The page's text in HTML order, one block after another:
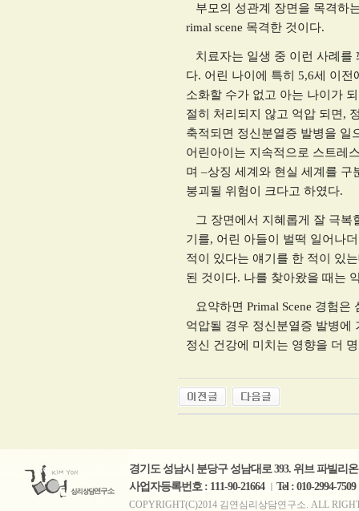
부모의 성관계 장면을 목격하
rimal scene 목격한 것이다.
치료자는 일생 중 이런 사례를
다. 어린 나이에 특히 5,6세 이전
소화할 수가 없고 아는 나이가
절히 처리되지 않고 억압 되면,
축적되면 정신분열증 발병을 일
어린아이는 지속적으로 스트레
며 –상징 세계와 현실 세계를 구
붕괴될 위험이 크다고 하였다.
그 장면에서 지혜롭게 잘 극복
기를, 어린 아들이 벌떡 일어나
적이 있다는 얘기를 한 적이 있
된 것이다. 나를 찾아왔을 때는
요약하면 Primal Scene 경험은
억압될 경우 정신분열증 발병에
정신 건강에 미치는 영향을 더
경기도 성남시 분당구 성남대로 393. 위브 파빌리온
사업자등록번호 : 111-90-21664
Tel : 010-2994-7509
COPYRIGHT(C)2014 김연심리상담연구소. ALL